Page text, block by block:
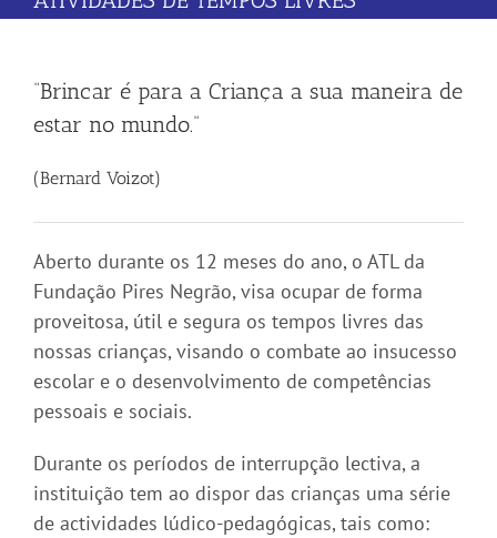
“Brincar é para a Criança a sua maneira de
estar no mundo.”
(Bernard Voizot)
Aberto durante os 12 meses do ano, o ATL da
Fundação Pires Negrão, visa ocupar de forma
proveitosa, útil e segura os tempos livres das
nossas crianças, visando o combate ao insucesso
escolar e o desenvolvimento de competências
pessoais e sociais.
Durante os períodos de interrupção lectiva, a
instituição tem ao dispor das crianças uma série
de actividades lúdico-pedagógicas, tais como: